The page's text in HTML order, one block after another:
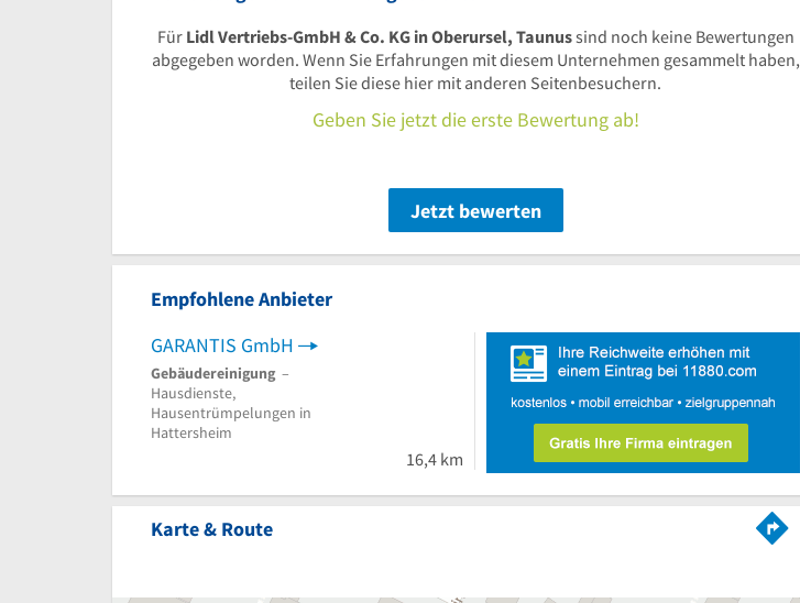
Für Lidl Vertriebs-GmbH & Co. KG in Oberursel, Taunussind noch keine Bewertungen
abgegeben worden. Wenn Sie Erfahrungen mit diesem Unternehmen gesammelt haben,
teilen Sie diese hier mit anderen Seitenbesuchern.
Geben Sie jetzt die erste Bewertung ab!
Jetzt bewerten
Empfohlene Anbieter
GARANTIS GmbH
Gebäudereinigung –
Hausdienste,
Hausentrümpelungen in
Hattersheim
16,4 km
Karte & Route